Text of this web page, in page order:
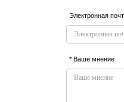
Электронная
* Ваше мнение